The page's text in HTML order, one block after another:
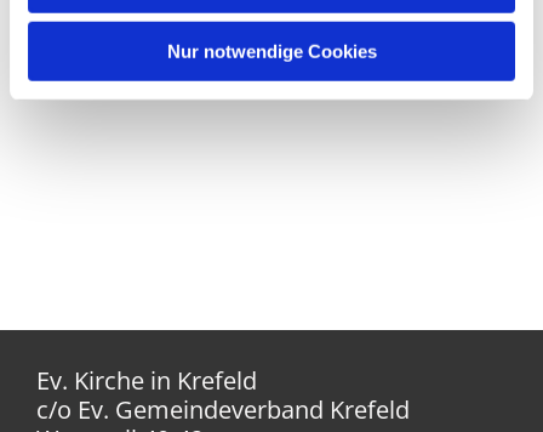
Nur notwendige Cookies
Ev. Kirche in Krefeld
c/o Ev. Gemeindeverband Krefeld